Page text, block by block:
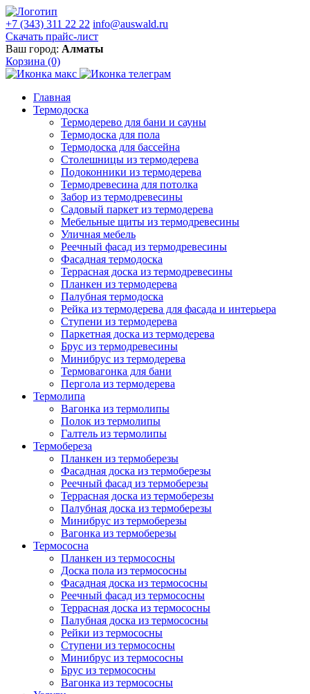
+7 (343) 311 22 22 info@auswald.ru
Скачать прайс-лист
Ваш город: Алматы
Корзина (0)
Главная
Термодоска
Термодерево для бани и сауны
Термодоска для пола
Термодоска для бассейна
Столешницы из термодерева
Подоконники из термодерева
Термодревесина для потолка
Забор из термодревесины
Садовый паркет из термодерева
Мебельные щиты из термодревесины
Уличная мебель
Реечный фасад из термодревесины
Фасадная термодоска
Террасная доска из термодревесины
Планкен из термодерева
Палубная термодоска
Рейка из термодерева для фасада и интерьера
Ступени из термодерева
Паркетная доска из термодерева
Брус из термодревесины
Минибрус из термодерева
Термовагонка для бани
Пергола из термодерева
Термолипа
Вагонка из термолипы
Полок из термолипы
Галтель из термолипы
Термобереза
Планкен из термоберезы
Фасадная доска из термоберезы
Реечный фасад из термоберезы
Террасная доска из термоберезы
Палубная доска из термоберезы
Минибрус из термоберезы
Вагонка из термоберезы
Термососна
Планкен из термососны
Доска пола из термососны
Фасадная доска из термососны
Реечный фасад из термососны
Террасная доска из термососны
Палубная доска из термососны
Рейки из термососны
Ступени из термососны
Минибрус из термососны
Брус из термососны
Вагонка из термососны